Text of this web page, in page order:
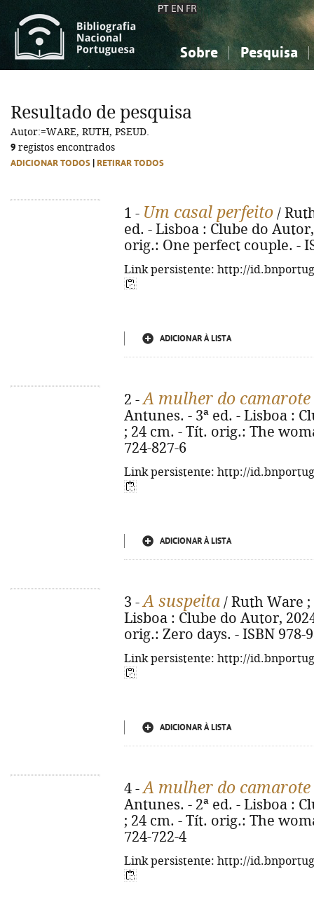
PT EN FR
Sobre Pesquisa
Ciências sociais...
Ciências sociais...
Resultado de pesquisa
Autor:=WARE, RUTH, PSEUD.
9 registos encontrados
ADICIONAR TODOS RETIRAR TODOS
1 - Um casal perfeito /
ed. - Lisboa : Clube do
orig.: One perfect couple. -
Link persistente: http://
ADICIONAR À LISTA
2 -A mulher do camarote
Antunes. - 3ª ed. - Lisboa :
; 24 cm. - Tít. orig.: The
724-827-6
Link persistente: http://
ADICIONAR À LISTA
3 -A suspeita / Ruth Ware
Lisboa : Clube do Autor,
orig.: Zero days. - ISBN 978-
Link persistente: http://
ADICIONAR À LISTA
4 -A mulher do camarote
Antunes. - 2ª ed. - Lisboa :
; 24 cm. - Tít. orig.: The
724-722-4
Link persistente: http://